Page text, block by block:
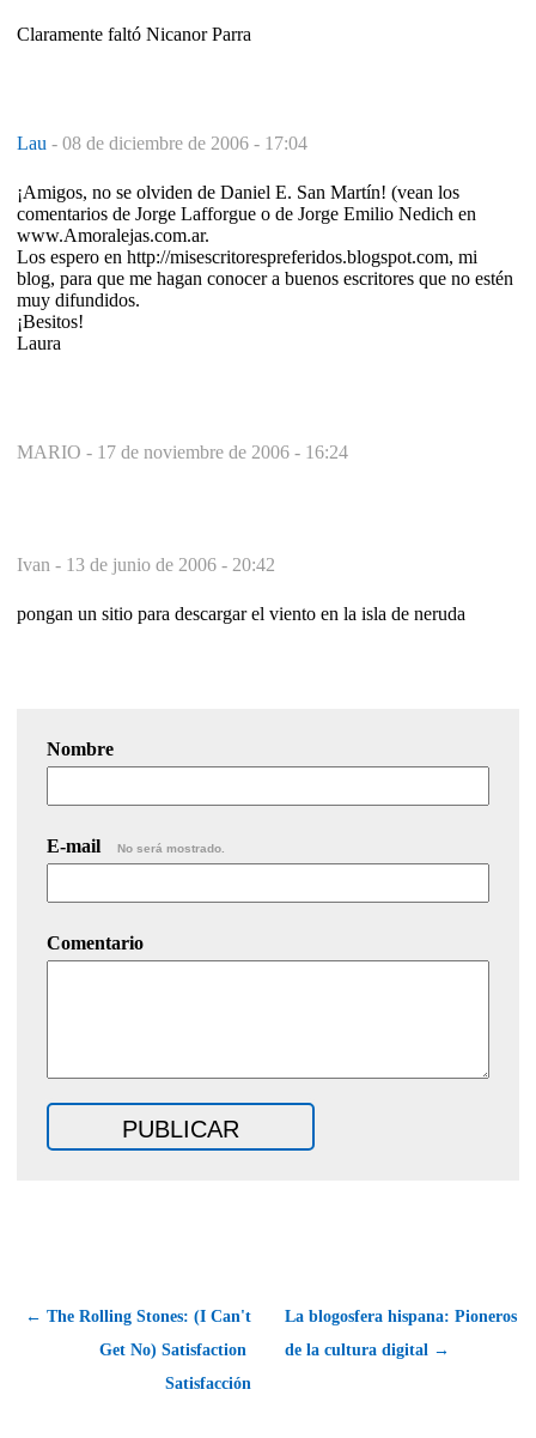
Claramente faltó Nicanor Parra
Lau - 08 de diciembre de 2006 - 17:04
¡Amigos, no se olviden de Daniel E. San Martín! (vean los
comentarios de Jorge Lafforgue o de Jorge Emilio Nedich en
www.Amoralejas.com.ar.
Los espero en http://misescritorespreferidos.blogspot.com, mi
blog, para que me hagan conocer a buenos escritores que no estén
muy difundidos.
¡Besitos!
Laura
MARIO - 17 de noviembre de 2006 - 16:24
Ivan - 13 de junio de 2006 - 20:42
pongan un sitio para descargar el viento en la isla de neruda
Nombre
E-mail No será mostrado.
Comentario
← The Rolling Stones: (I Can't
Get No) Satisfaction 
Satisfacción
La blogosfera hispana: Pioneros
de la cultura digital →